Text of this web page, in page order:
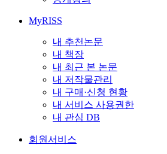
MyRISS
내 추천논문
내 책장
내 최근 본 논문
내 저작물관리
내 구매·신청 현황
내 서비스 사용권한
내 관심 DB
회원서비스